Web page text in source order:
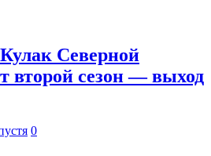
Северной
второй сезон — выход
0